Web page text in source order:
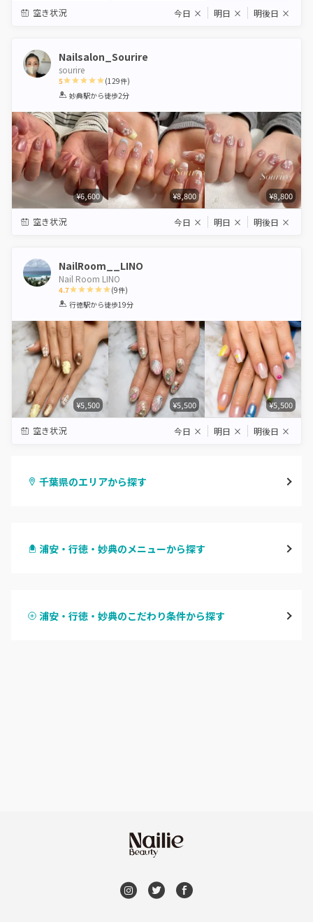
空き状況 今日 × 明日 × 明後日 ×
Nailsalon_Sourire
sourire
5
1 2 3 4 5
(129件)
妙典駅から徒歩2分
¥6,600 ¥8,800 ¥8,800
空き状況 今日 × 明日 × 明後日 ×
NailRoom__LINO
Nail Room LINO
4.7
1 2 3 4 5
(9件)
行徳駅から徒歩19分
¥5,500 ¥5,500 ¥5,500
空き状況 今日 × 明日 × 明後日 ×
千葉県のエリアから探す
柏・南柏
浦安・行徳・妙典のメニューから探す
ハンドスカルプ
浦安・行徳・妙典のこだわり条件から探す